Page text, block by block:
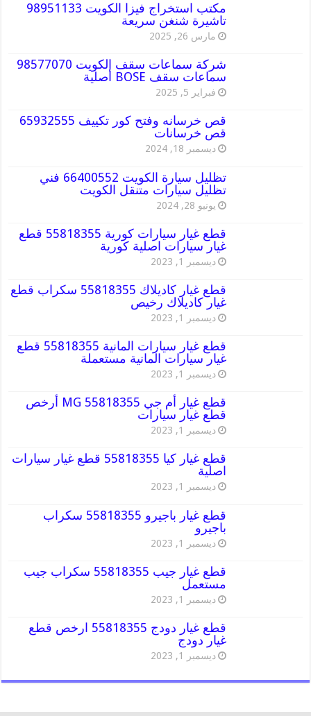
مكتب استخراج فيزا الكويت 98951133
تاشيرة شنغن سريعة
مارس 26, 2025
شركة سماعات سقف الكويت 98577070
سماعات سقف BOSE أصلية
فبراير 5, 2025
قص خرسانه وفتح كور تكييف 65932555
قص خرسانات
ديسمبر 18, 2024
تظليل سيارة الكويت 66400552 فني
تظليل سيارات متنقل الكويت
يونيو 28, 2024
قطع غيار سيارات كورية 55818355 قطع
غيار سيارات اصلية كورية
ديسمبر 1, 2023
قطع غيار كاديلاك 55818355 سكراب قطع
غيار كاديلاك رخيص
ديسمبر 1, 2023
قطع غيار سيارات المانية 55818355 قطع
غيار سيارات المانية مستعملة
ديسمبر 1, 2023
قطع غيار أم جي MG 55818355 أرخص
قطع غيار سيارات
ديسمبر 1, 2023
قطع غيار كيا 55818355 قطع غيار سيارات
اصلية
ديسمبر 1, 2023
قطع غيار باجيرو 55818355 سكراب
باجيرو
ديسمبر 1, 2023
قطع غيار جيب 55818355 سكراب جيب
مستعمل
ديسمبر 1, 2023
قطع غيار دودج 55818355 ارخص قطع
غيار دودج
ديسمبر 1, 2023